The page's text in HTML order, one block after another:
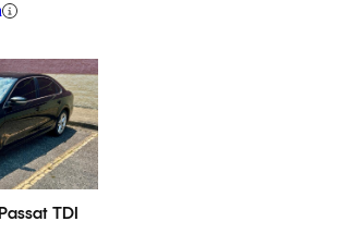
TDI